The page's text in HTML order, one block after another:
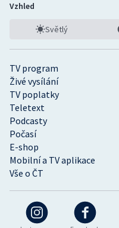
TV program
Živé vysílání
TV poplatky
Teletext
Podcasty
Počasí
E-shop
Mobilní a TV aplikace
Vše o ČT
Vzhled
Světlý